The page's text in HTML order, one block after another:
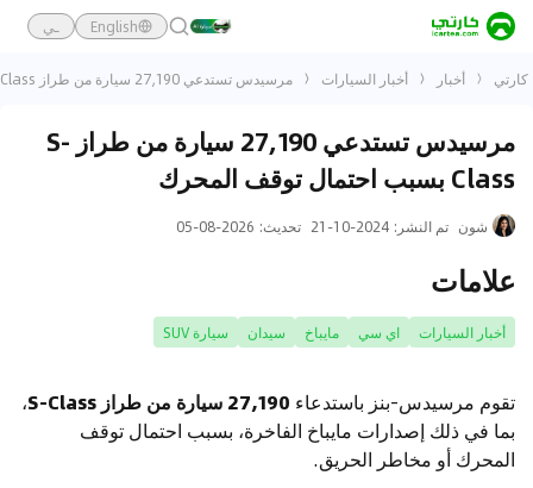
English ـي
كارتي أخبار أخبار السيارات مرسيدس تستدعي 27,190 سيارة من طراز S-Class بسبب احتمال توقف المحرك
مرسيدس تستدعي 27,190 سيارة من طراز S-
Class بسبب احتمال توقف المحرك
شون تم النشر :
2024-10-21 تحديث:
2026-08-05
علامات
أخبار السيارات اي سي مايباخ سيدان سيارة SUV
تقوم مرسيدس-بنز باستدعاء 27,190 سيارة من طراز S-Class
،
بما في ذلك إصدارات مايباخ الفاخرة، بسبب احتمال توقف
المحرك أو مخاطر الحريق.